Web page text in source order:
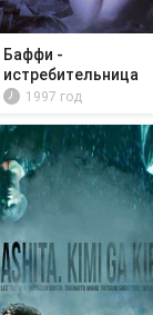
Баффи -
истребительница
вампиров - Пр...
1997 год